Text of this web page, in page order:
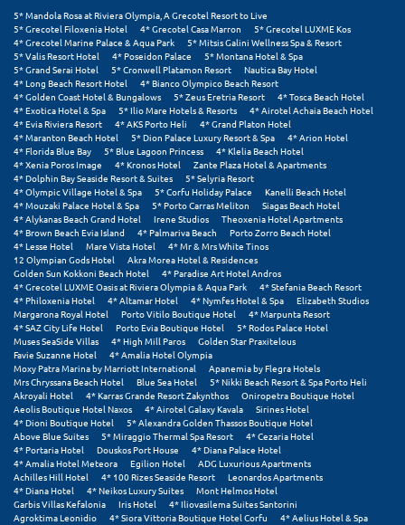
Κως
Λ
Λαγκάδια
Λακόπετρα Αχαΐας
Λακωνία
Λασίθι
Λεπτοκαρυά
Λέσβος
Λευκάδα
Λήμνος
Λίμνη Πλαστήρα
Λιτόχωρο
Λουτρά Πόζαρ
Λουτρά Υπάτης
Λουτράκι
5* Mandola Rosa at Riviera Olympia, A Grecotel Resort to Live
5* Grecotel Filoxenia Hotel
4* Grecotel Casa Marron
5* Grecotel LUXME Kos
4* Grecotel Marine Palace & Aqua Park
5* Mitsis Galini Wellness Spa & Resort
5* Valis Resort Hotel
4* Poseidon Palace
5* Montana Hotel & Spa
5* Grand Serai Hotel
5* Cronwell Platamon Resort
Nautica Bay Hotel
4* Long Beach Resort Hotel
4* Bianco Olympico Beach Resort
4* Golden Coast Hotel & Bungalows
5* Zeus Eretria Resort
4* Tosca Beach Hotel
4* Exotica Hotel & Spa
5* Ilio Mare Hotels & Resorts
4* Airotel Achaia Beach Hotel
4* Evia Riviera Resort
4* AKS Porto Heli
4* Grand Platon Hotel
4* Maranton Beach Hotel
5* Dion Palace Luxury Resort & Spa
4* Arion Hotel
4* Florida Blue Bay
5* Blue Lagoon Princess
4* Klelia Beach Hotel
4* Xenia Poros Image
4* Kronos Hotel
Zante Plaza Hotel & Apartments
4* Dolphin Bay Seaside Resort & Suites
5* Selyria Resort
4* Olympic Village Hotel & Spa
5* Corfu Holiday Palace
Kanelli Beach Hotel
4* Mouzaki Palace Hotel & Spa
5* Porto Carras Meliton
Siagas Beach Hotel
4* Alykanas Beach Grand Hotel
Irene Studios
Theoxenia Hotel Apartments
4* Brown Beach Evia Island
4* Palmariva Beach
Porto Zorro Beach Hotel
4* Lesse Hotel
Mare Vista Hotel
4* Mr & Mrs White Tinos
12 Olympian Gods Hotel
Akra Morea Hotel & Residences
Golden Sun Kokkoni Beach Hotel
4* Paradise Art Hotel Andros
4* Grecotel LUXME Oasis at Riviera Olympia & Aqua Park
4* Stefania Beach Resort
4* Philoxenia Hotel
4* Altamar Hotel 4* Nymfes Hotel & Spa
Elizabeth Studios
Margarona Royal Hotel
Porto Vitilo Boutique Hotel
4* Marpunta Resort
4* SAZ City Life Hotel
Porto Evia Boutique Hotel
5* Rodos Palace Hotel
Muses SeaSide Villas
4* High Mill Paros
Golden Star Praxitelous
Favie Suzanne Hotel
4* Amalia Hotel Olympia
Moxy Patra Marina by Marriott International
Apanemia by Flegra Hotels
Mrs Chryssana Beach Hotel
Blue Sea Hotel
5* Nikki Beach Resort & Spa Porto Heli
Akroyali Hotel
4* Karras Grande Resort Zakynthos
Oniropetra Boutique Hotel
Aeolis Boutique Hotel Naxos
4* Airotel Galaxy Kavala
Sirines Hotel
4* Dioni Boutique Hotel
5* Alexandra Golden Thassos Boutique Hotel
Above Blue Suites
5* Miraggio Thermal Spa Resort
4* Cezaria Hotel
4* Portaria Hotel
Douskos Port House
4* Diana Palace Hotel
4* Amalia Hotel Meteora
Egilion Hotel
ADG Luxurious Apartments
Achilles Hill Hotel
4* 100 Rizes Seaside Resort
Leonardos Apartments
4* Diana Hotel
4* Neikos Luxury Suites
Mont Helmos Hotel
Garbis Villas Kefalonia
Iris Hotel
4* Iliovasilema Suites Santorini
Agroktima Leonidio
4* Siora Vittoria Boutique Hotel Corfu
4* Aelius Hotel & Spa